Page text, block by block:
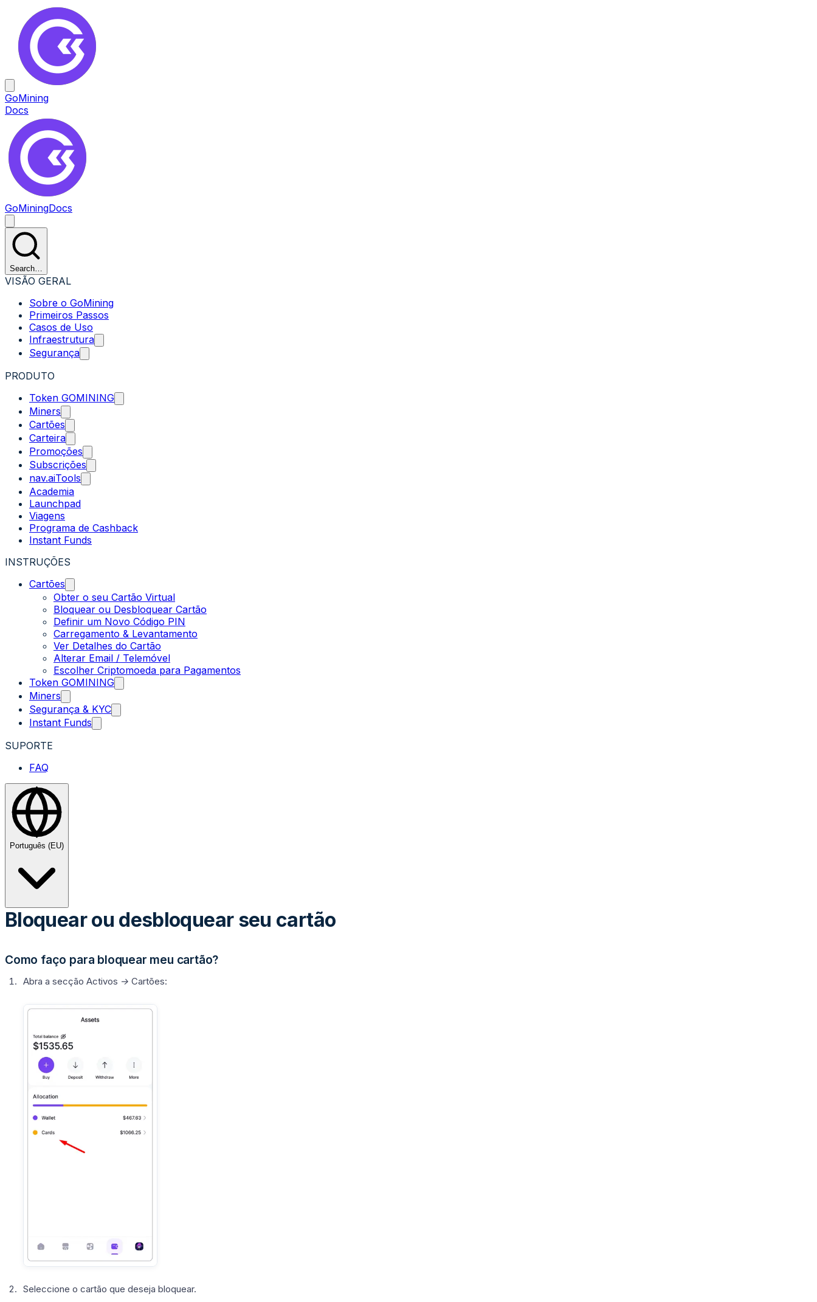
GoMining
Docs
GoMiningDocs
Search…
VISÃO GERAL
Sobre o GoMining
Primeiros Passos
Casos de Uso
Infraestrutura
Segurança
PRODUTO
Token GOMINING
Miners
Cartões
Carteira
Promoções
Subscrições
nav.aiTools
Academia
Launchpad
Viagens
Programa de Cashback
Instant Funds
INSTRUÇÕES
Cartões
Obter o seu Cartão Virtual
Bloquear ou Desbloquear Cartão
Definir um Novo Código PIN
Carregamento & Levantamento
Ver Detalhes do Cartão
Alterar Email / Telemóvel
Escolher Criptomoeda para Pagamentos
Token GOMINING
Miners
Segurança & KYC
Instant Funds
SUPORTE
FAQ
Português (EU)
Bloquear ou desbloquear seu cartão
Como faço para bloquear meu cartão?
Abra a secção Activos → Cartões:
Seleccione o cartão que deseja bloquear.